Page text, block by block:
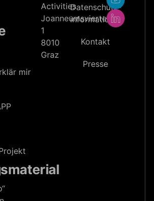
mir
Activities
Joanneumsviertel
1
8010
Graz
Datenschutz­
information
Kontakt
Presse